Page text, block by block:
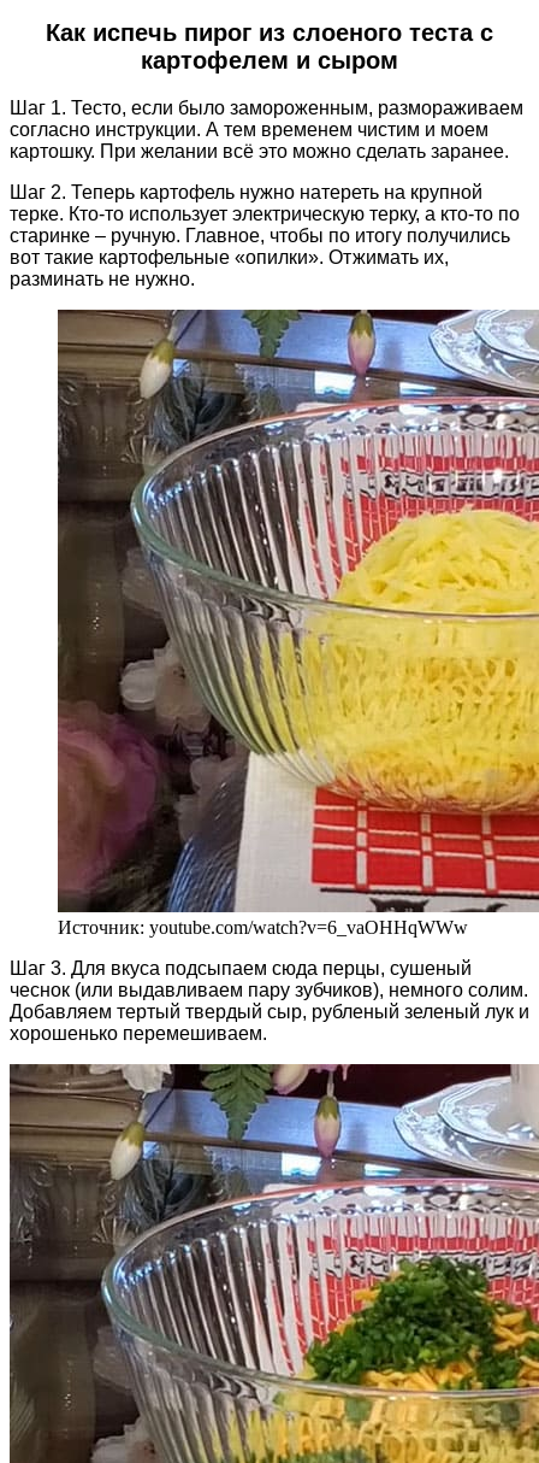
Как испечь пирог из слоеного теста с
картофелем и сыром
Шаг 1. Тесто, если было замороженным, размораживаем
согласно инструкции. А тем временем чистим и моем
картошку. При желании всё это можно сделать заранее.
Шаг 2. Теперь картофель нужно натереть на крупной
терке. Кто-то использует электрическую терку, а кто-то по
старинке – ручную. Главное, чтобы по итогу получились
вот такие картофельные «опилки». Отжимать их,
разминать не нужно.
Источник: youtube.com/watch?v=6_vaOHHqWWw
Шаг 3. Для вкуса подсыпаем сюда перцы, сушеный
чеснок (или выдавливаем пару зубчиков), немного солим.
Добавляем тертый твердый сыр, рубленый зеленый лук и
хорошенько перемешиваем.